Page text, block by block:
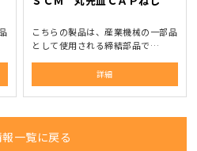
こちらの製品は、産業機械の一部品
として使用される締結部品で…
詳細
一覧に戻る